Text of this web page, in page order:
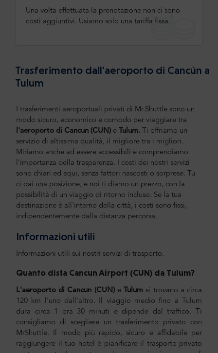
Una volta effettuata la prenotazione non ci sono
costi aggiuntivi. Usiamo solo una tariffa fissa.
Trasferimento dall'aeroporto di Cancún a
Tulum
I trasferimenti aeroportuali privati di Mr.Shuttle sono un
modo sicuro, economico e comodo per viaggiare tra
l'aeroporto di Cancun (CUN) e Tulum. Ti offriamo un
servizio di altissima qualità, il migliore tra i migliori.
Miriamo anche ad essere accessibili e comprendiamo
l'importanza della trasparenza. I costi dei nostri servizi
sono chiari ed equi, senza fattori nascosti o sorprese. Tu
ci dai una posizione, e noi ti diamo un prezzo, con la
possibilità di un viaggio di ritorno incluso. Se la tua
destinazione è all'interno della città, i costi sono fissi,
indipendentemente dalla distanza percorsa.
Informazioni utili
Informazioni utili sui nostri servizi di trasporto.
Quanto dista Cancun Airport (CUN) da Tulum?
L'aeroporto di Cancun (CUN)e Tulum si trovano a circa
120 km l'uno dall'altro. Il viaggio medio fino a Tulum
dura circa 1 ora 30 minuti e dipende dal traffico. Ti
consigliamo di scegliere un trasferimento privato con
MrShuttle. Il modo più rapido, sicuro e affidabile per
raggiungere il tuo hotel è pianificare il trasporto privato